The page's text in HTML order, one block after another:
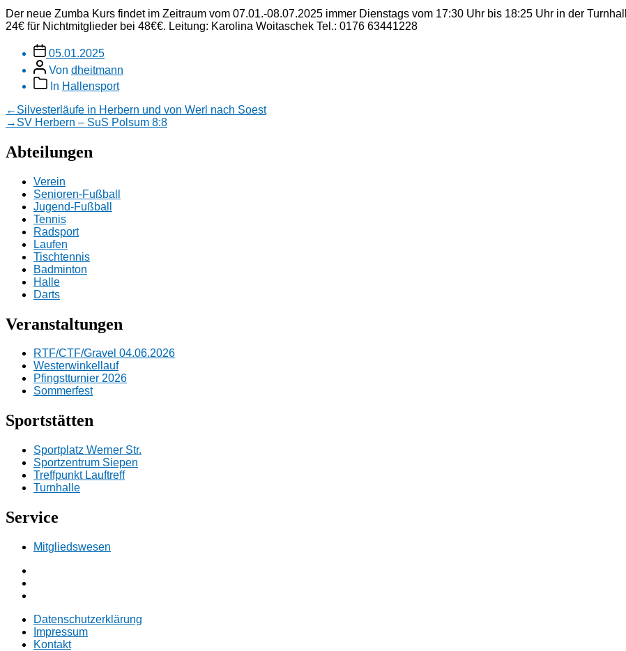
Der neue Zumba Kurs findet im Zeitraum vom 07.01.-08.07.2025 immer Dienstags vom 17:30 Uhr bis 18:25 Uhr in der
24€ für Nichtmitglieder bei 48€€. Leitung: Karolina Woitaschek Tel.: 0176 63441228
Veröffentlichungsdatum
05.01.2025
Beitragsautor
Von dheitmann
Beitragskategorien
In Hallensport
Beitragsnavigation
← Vorheriger
Beitrag:
Silvesterläufe in Herbern und von Werl nach Soest
→ Nächster
SV Herbern – SuS Polsum 8:8
Abteilungen
Verein
Senioren-Fußball
Jugend-Fußball
Tennis
Radsport
Laufen
Tischtennis
Badminton
Halle
Darts
Veranstaltungen
RTF/CTF/Gravel 04.06.2026
Westerwinkellauf
Pfingstturnier 2026
Sommerfest
Sportstätten
Sportplatz Werner Str.
Sportzentrum Siepen
Treffpunkt Lauftreff
Turnhalle
Service
Mitgliedswesen
Datenschutzerklärung
Impressum
Kontakt